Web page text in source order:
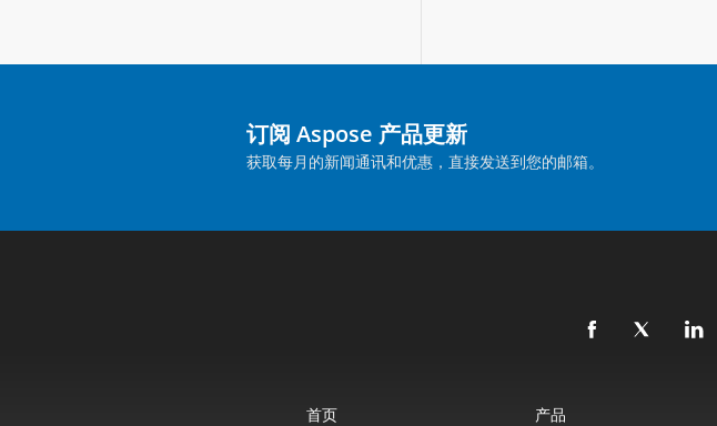
订阅 Aspose 产品更新
获取每月的新闻通讯和优惠，直接发送到您的邮箱。
首页 产品